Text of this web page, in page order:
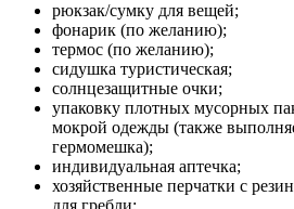
рюкзак/сумку для вещей;
фонарик (по желанию);
термос (по желанию);
сидушка туристическая;
солнцезащитные очки;
упаковку плотных мусорных
мокрой одежды (также
гермомешка);
индивидуальная аптечка;
хозяйственные перчатки с
для гребли;